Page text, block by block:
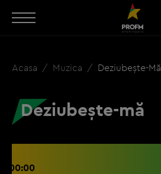
Acasa Muzica Deziubește-Mă
Deziubește-mă
00:00